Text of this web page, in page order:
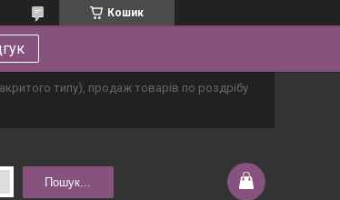
Кошик
типу), продаж товарів по роздрібу
Пошук...